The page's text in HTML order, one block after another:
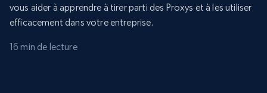
vous aider à apprendre à tirer parti des Proxys et à les utiliser
efficacement dans votre entreprise.
16 min de lecture